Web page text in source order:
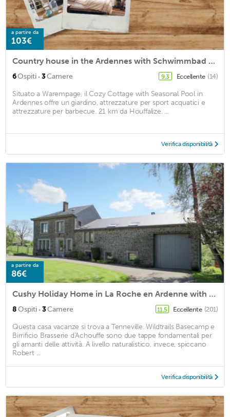
a partire da
103€
Country house in the Ardennes with Schwimmbad from April to September
6Ospiti · 3Camere 9,3 Eccellente (14)
Situato a Warempage, il Cozy Cottage with Seasonal Pool in
Ardennes offre un giardino, attrezzature per sport acquatici e
attrezzature per barbecue. 21 km da Houffalize. ...
Verifica disponibilità
a partire da
86€
Cushy Holiday Home in La Roche en Ardenne with Fenced Garden
8Ospiti · 3Camere 11,5 Eccellente (201)
Questa casa vacanze si trova a Tenneville. Wildtrails Basecamp e
Birrificio Brasserie d'Achouffe sono due tappe fondamentali per
gli amanti delle attività. A livello naturalistico, invece, spiccano
Robert ...
Verifica disponibilità